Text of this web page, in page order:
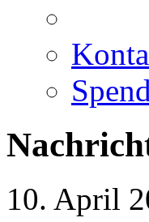
10. April